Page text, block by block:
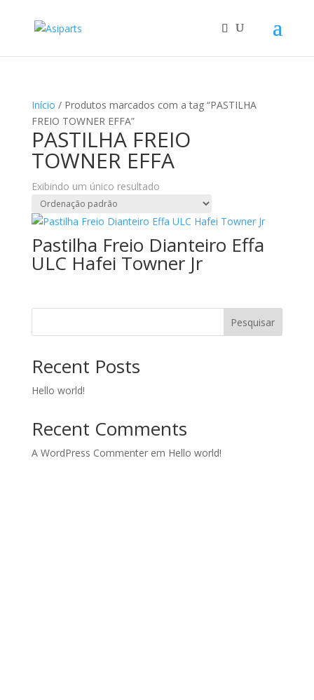
Início / Produtos marcados com a tag “PASTILHA
FREIO TOWNER EFFA”
PASTILHA FREIO
TOWNER EFFA
Exibindo um único resultado
Pastilha Freio Dianteiro Effa
ULC Hafei Towner Jr
Pesquisar
Recent Posts
Hello world!
Recent Comments
A WordPress Commenterem Hello world!